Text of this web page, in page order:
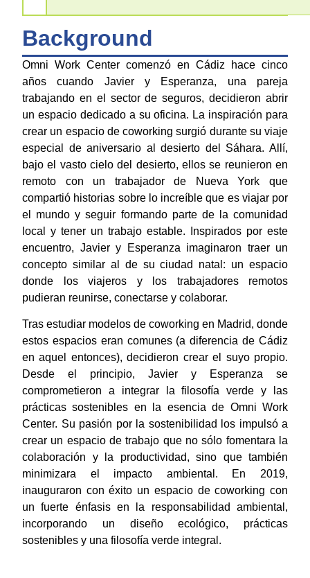
Background
Omni Work Center comenzó en Cádiz hace cinco
años cuando Javier y Esperanza, una pareja
trabajando en el sector de seguros, decidieron abrir
un espacio dedicado a su oficina. La inspiración para
crear un espacio de coworking surgió durante su viaje
especial de aniversario al desierto del Sáhara. Allí,
bajo el vasto cielo del desierto, ellos se reunieron en
remoto con un trabajador de Nueva York que
compartió historias sobre lo increíble que es viajar por
el mundo y seguir formando parte de la comunidad
local y tener un trabajo estable. Inspirados por este
encuentro, Javier y Esperanza imaginaron traer un
concepto similar al de su ciudad natal: un espacio
donde los viajeros y los trabajadores remotos
pudieran reunirse, conectarse y colaborar.
Tras estudiar modelos de coworking en Madrid, donde
estos espacios eran comunes (a diferencia de Cádiz
en aquel entonces), decidieron crear el suyo propio.
Desde el principio, Javier y Esperanza se
comprometieron a integrar la filosofía verde y las
prácticas sostenibles en la esencia de Omni Work
Center. Su pasión por la sostenibilidad los impulsó a
crear un espacio de trabajo que no sólo fomentara la
colaboración y la productividad, sino que también
minimizara el impacto ambiental. En 2019,
inauguraron con éxito un espacio de coworking con
un fuerte énfasis en la responsabilidad ambiental,
incorporando un diseño ecológico, prácticas
sostenibles y una filosofía verde integral.